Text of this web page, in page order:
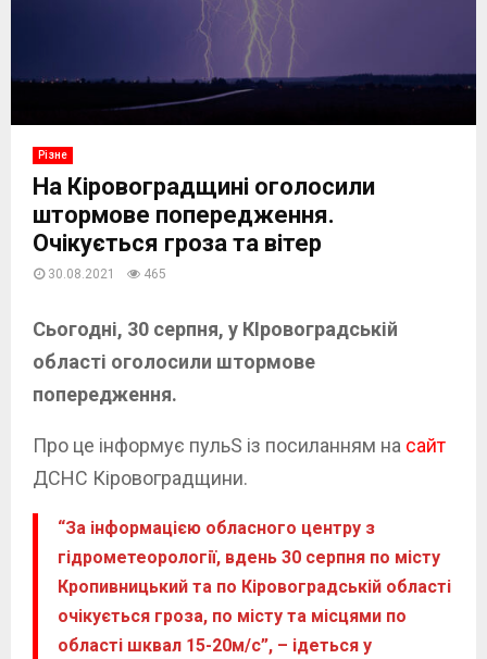
Різне
На Кіровоградщині оголосили
штормове попередження.
Очікується гроза та вітер
30.08.2021 465
Сьогодні, 30 серпня, у КІровоградській
області оголосили штормове
попередження.
Про це інформує пульS із посиланням на сайт
ДСНС Кіровоградщини.
“За інформацією обласного центру з
гідрометеорології, вдень 30 серпня по місту
Кропивницький та по Кіровоградській області
очікується гроза, по місту та місцями по
області шквал 15-20м/с”, – ідеться у